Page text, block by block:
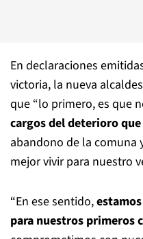
En declaraciones
victoria, la nueva
que “lo primero, es que
cargos del deterioro
abandono de la comuna
mejor vivir para nuestro
“En ese sentido,
para nuestros primeros